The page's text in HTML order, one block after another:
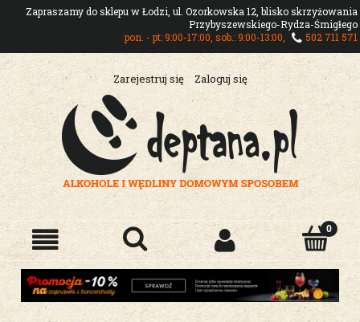
Zapraszamy do sklepu w Łodzi, ul. Ozorkowska 12, blisko skrzyżowania
Przybyszewskiego-Rydza-Śmigłego
pon. - pt: 9:00-17:00, sob.: 9:00-13:00,
502 711 571
Zarejestruj się Zaloguj się